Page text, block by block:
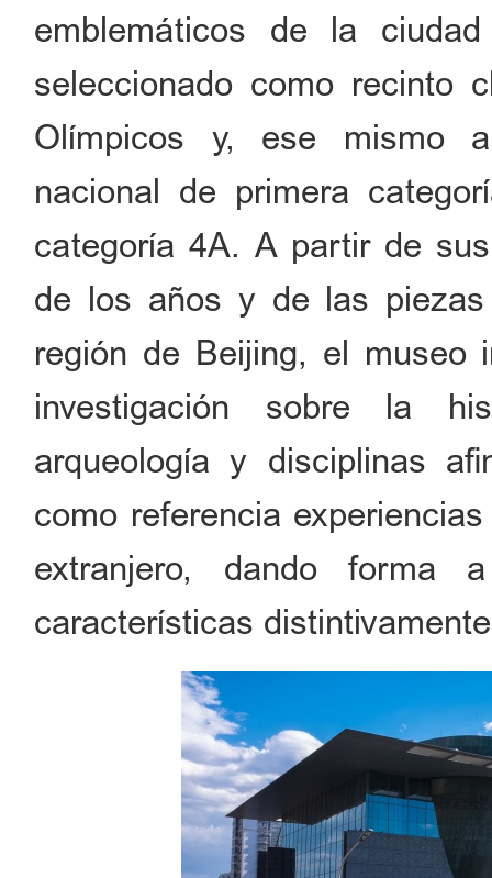
emblemáticos de la
seleccionado como recinto
Olímpicos y, ese mismo
nacional de primera
categoría 4A. A partir de
de los años y de las piezas
región de Beijing, el museo
investigación sobre la
arqueología y disciplinas
como referencia
extranjero, dando forma
características